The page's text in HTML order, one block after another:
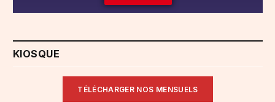
KIOSQUE
TÉLÉCHARGER NOS MENSUELS